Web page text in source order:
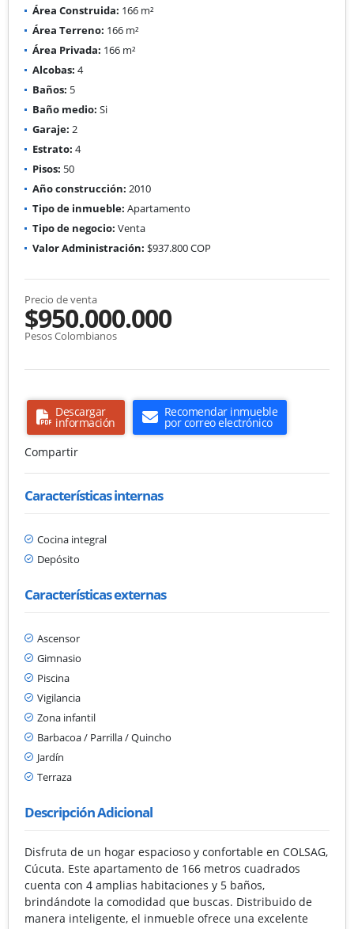
Área Construida: 166 m²
Área Terreno: 166 m²
Área Privada: 166 m²
Alcobas: 4
Baños: 5
Baño medio: Si
Garaje: 2
Estrato: 4
Pisos: 50
Año construcción: 2010
Tipo de inmueble: Apartamento
Tipo de negocio: Venta
Valor Administración: $937.800 COP
Precio de venta
$950.000.000
Pesos Colombianos
Descargar
información
Recomendar inmueble
por correo electrónico
Compartir
Características internas
Cocina integral
Depósito
Características externas
Ascensor
Gimnasio
Piscina
Vigilancia
Zona infantil
Barbacoa / Parrilla / Quincho
Jardín
Terraza
Descripción Adicional
Disfruta de un hogar espacioso y confortable en COLSAG,
Cúcuta. Este apartamento de 166 metros cuadrados
cuenta con 4 amplias habitaciones y 5 baños,
brindándote la comodidad que buscas. Distribuido de
manera inteligente, el inmueble ofrece una excelente